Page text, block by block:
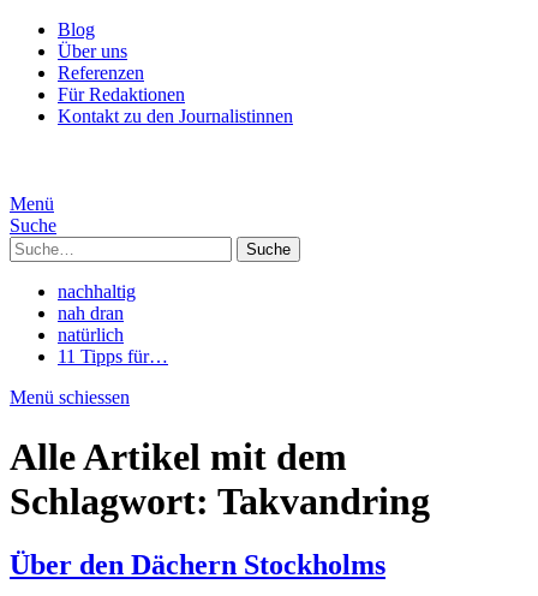
Blog
Über uns
Referenzen
Für Redaktionen
Kontakt zu den Journalistinnen
Menü
Suche
Suche
nachhaltig
nah dran
natürlich
11 Tipps für…
Menü schiessen
Alle Artikel mit dem
Schlagwort: Takvandring
Über den Dächern Stockholms